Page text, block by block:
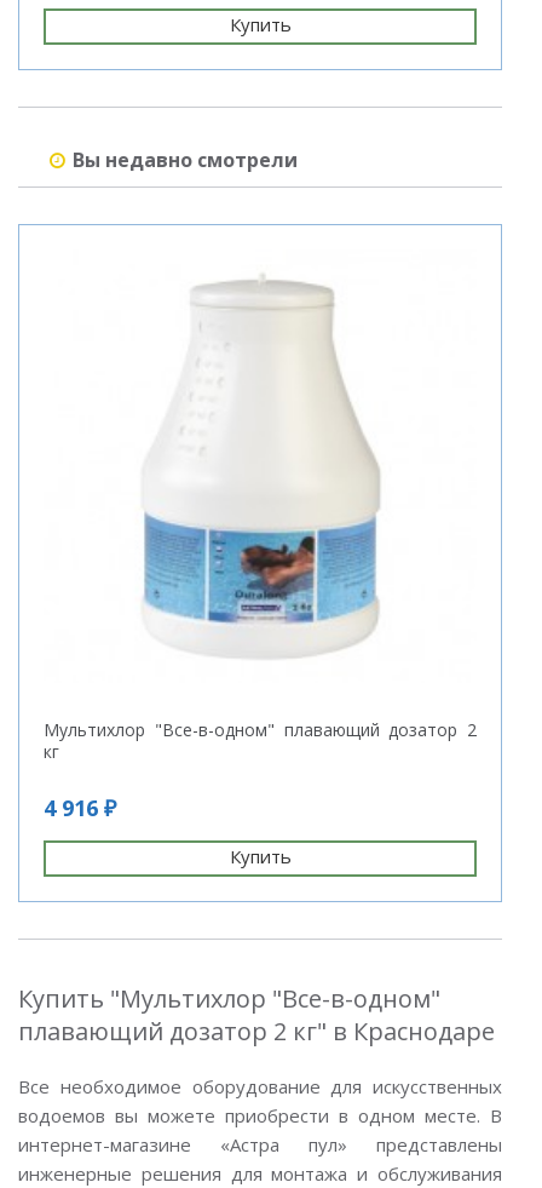
Купить
Вы недавно смотрели
Мультихлор "Все-в-одном" плавающий дозатор 2
кг
4 916 ₽
Купить
Купить "Мультихлор "Все-в-одном"
плавающий дозатор 2 кг" в Краснодаре
Все необходимое оборудование для искусственных
водоемов вы можете приобрести в одном месте. В
интернет-магазине «Астра пул» представлены
инженерные решения для монтажа и обслуживания